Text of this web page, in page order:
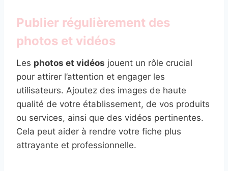
Publier régulièrement des
photos et vidéos
Les photos et vidéos jouent un rôle crucial
pour attirer l’attention et engager les
utilisateurs. Ajoutez des images de haute
qualité de votre établissement, de vos produits
ou services, ainsi que des vidéos pertinentes.
Cela peut aider à rendre votre fiche plus
attrayante et professionnelle.